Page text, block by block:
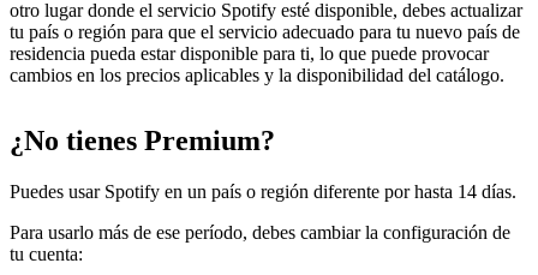
otro lugar donde el servicio Spotify esté disponible, debes actualizar
tu país o región para que el servicio adecuado para tu nuevo país de
residencia pueda estar disponible para ti, lo que puede provocar
cambios en los precios aplicables y la disponibilidad del catálogo.
¿No tienes Premium?
Puedes usar Spotify en un país o región diferente por hasta 14 días.
Para usarlo más de ese período, debes cambiar la configuración de
tu cuenta: